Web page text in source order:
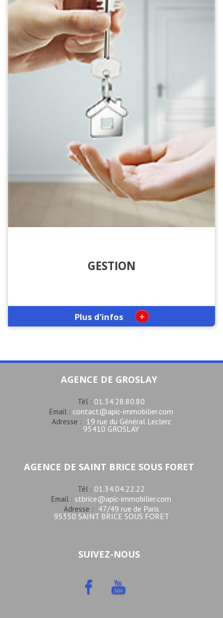
GESTION
Plus d'infos +
AGENCE DE GROSLAY
Tél : 01.34.28.80.80
Email : contact@apic-immobilier.com
Adresse : 19 rue du Général Leclerc
95410 GROSLAY
AGENCE DE SAINT BRICE SOUS FORET
Tél : 01.34.04.22.22
Email : stbrice@apic-immobilier.com
Adresse : 47/49 rue de Paris
95350 SAINT BRICE SOUS FORET
SUIVEZ-NOUS